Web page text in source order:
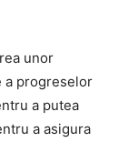
unor
a progreselor
a putea
a asigura